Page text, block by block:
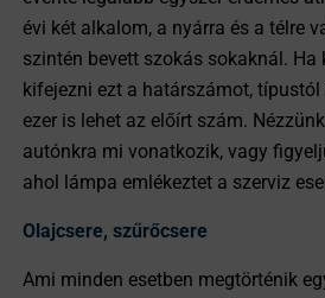
évi két alkalom, a nyárra és a télre
szintén bevett szokás sokaknál.
kifejezni ezt a határszámot, típustól
ezer is lehet az előírt szám.
autónkra mi vonatkozik, vagy
ahol lámpa emlékeztet a szerviz
Olajcsere, szűrőcsere
Ami minden esetben megtörténik